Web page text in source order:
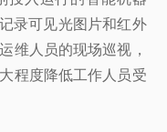
录可见光图片和红外
维人员的现场巡视，
程度降低工作人员受